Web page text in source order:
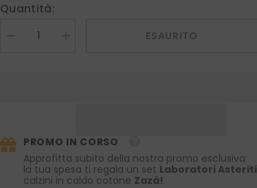
Quantità:
Diminuire
pura
seta
stampata
Verde
pura
seta
stampata
Verde
ESAURITO
PROMO IN CORSO
Approfitta subito della nostra promo esclusiva:
la tua spesa ti regala un set Laboratori Asteriti
calzini in caldo cotone Zazà!